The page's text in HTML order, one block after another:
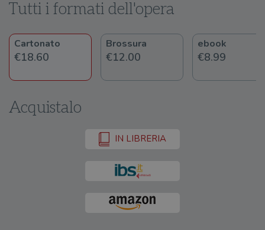
Tutti i formati dell'opera
Cartonato
€18.60
Brossura
€12.00
ebook
€8.99
Acquistalo
IN LIBRERIA